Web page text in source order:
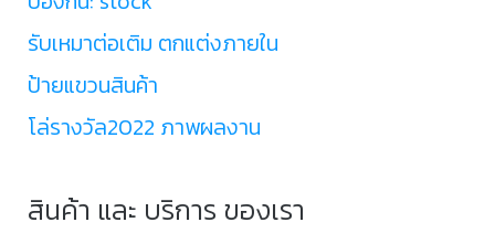
รับเหมาต่อเติม ตกแต่งภายใน
ป้ายแขวนสินค้า
โล่รางวัล2022 ภาพผลงาน
สินค้า และ บริการ ของเรา